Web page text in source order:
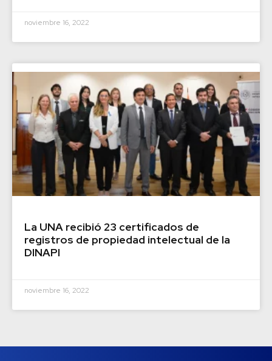
noviembre 16, 2022
La UNA recibió 23 certificados de
registros de propiedad intelectual de la
DINAPI
noviembre 16, 2022